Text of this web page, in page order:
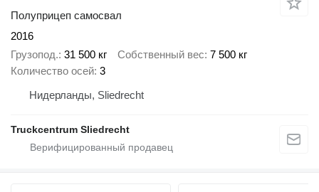
Полуприцеп самосвал
2016
Грузопод. 31 500 кг Собственный вес 7 500 кг
Количество осей 3
Нидерланды, Sliedrecht
Truckcentrum Sliedrecht